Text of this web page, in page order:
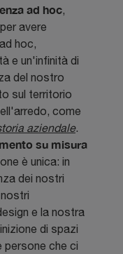
ad hoc,
avere
hoc,
e un'infinità di
del nostro
sul territorio
come
aziendale.
su misura
è unica: in
dei nostri
e la nostra
di spazi
persone che ci